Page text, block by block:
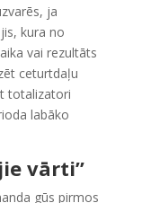
ja
kura no
vai rezultāts
ceturtdaļu
totalizatori
labāko
vārti”
gūs pirmos